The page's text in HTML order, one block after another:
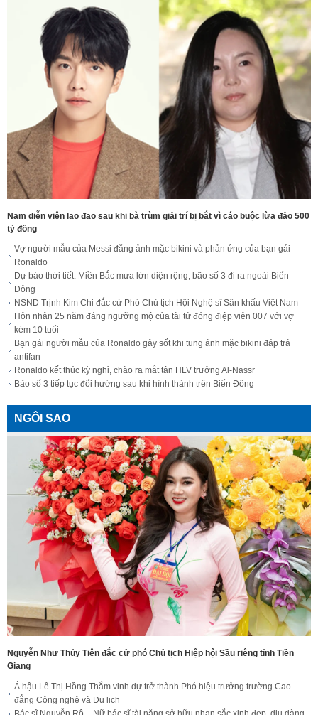
Nam diễn viên lao đao sau khi bà trùm giải trí bị bắt vì cáo buộc lừa đảo 500
tỷ đồng
Vợ người mẫu của Messi đăng ảnh mặc bikini và phản ứng của bạn gái
Ronaldo
Dự báo thời tiết: Miền Bắc mưa lớn diện rộng, bão số 3 đi ra ngoài Biển
Đông
NSND Trịnh Kim Chi đắc cử Phó Chủ tịch Hội Nghệ sĩ Sân khấu Việt Nam
Hôn nhân 25 năm đáng ngưỡng mộ của tài tử đóng điệp viên 007 với vợ
kém 10 tuổi
Bạn gái người mẫu của Ronaldo gây sốt khi tung ảnh mặc bikini đáp trả
antifan
Ronaldo kết thúc kỳ nghỉ, chào ra mắt tân HLV trưởng Al-Nassr
Bão số 3 tiếp tục đổi hướng sau khi hình thành trên Biển Đông
NGÔI SAO
Nguyễn Như Thủy Tiên đắc cử phó Chủ tịch Hiệp hội Sầu riêng tỉnh Tiền
Giang
Á hậu Lê Thị Hồng Thắm vinh dự trở thành Phó hiệu trưởng trường Cao
đẳng Công nghệ và Du lịch